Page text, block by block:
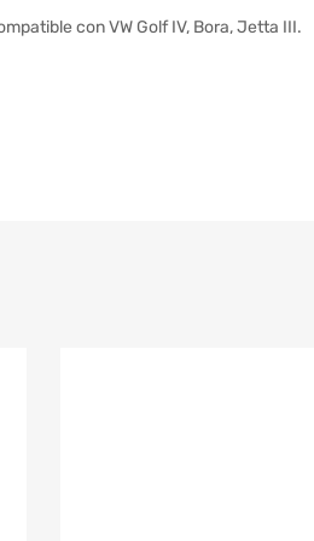
con VW Golf IV, Bora, Jetta III.